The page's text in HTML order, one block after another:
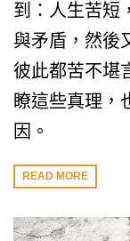
到：人生苦短
與矛盾，然後
彼此都苦不堪
瞭這些真理，
因。
READ MORE